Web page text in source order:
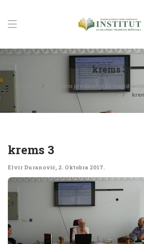
krems 3
Održano predavanje za
Univerziteta Krems
krems 3
Elvir Duranović, 2. Oktobra 2017.